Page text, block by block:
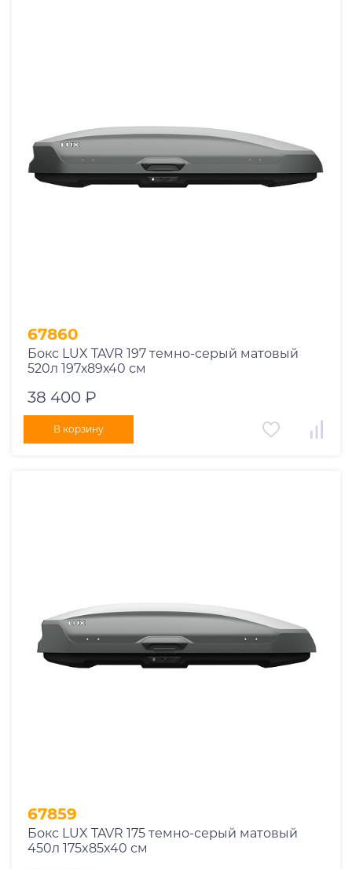
67860
Бокс LUX TAVR 197 темно-серый матовый
520л 197х89х40 см
38 400 ₽
В корзину
67859
Бокс LUX TAVR 175 темно-серый матовый
450л 175x85x40 см